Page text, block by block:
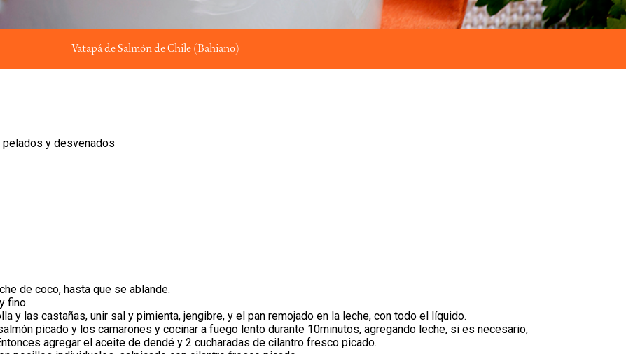
Vatapá de Salmón de Chile (Bahiano)
pelados y desvenados
de coco, hasta que se ablande.
fino.
y las castañas, unir sal y pimienta, jengibre, y el pan remojado en la leche, con todo el líquido.
picado y los camarones y cocinar a fuego lento durante 10minutos, agregando leche, si es necesario,
agregar el aceite de dendé y 2 cucharadas de cilantro fresco picado.